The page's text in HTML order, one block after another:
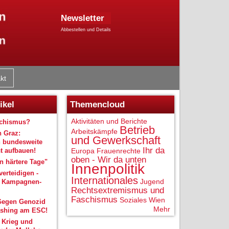
Newsletter
Abbestellen und Details
Graz:
bundesweite
aufbauen!
härtere Tage"
-
Genozid
am ESC!
Krieg und
Themencloud
Aktivitäten und Berichte
Arbeitskämpfe Betrieb
und Gewerkschaft
Europa Frauenrechte Ihr da
oben - Wir da unten
Innenpolitik
Internationales Jugend
Rechtsextremismus und
Faschismus Soziales Wien
Mehr